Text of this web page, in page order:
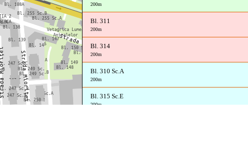
200m
Bl. 311
200m
Bl. 314
200m
Bl. 310 Sc.A
200m
Bl. 315 Sc.E
200m